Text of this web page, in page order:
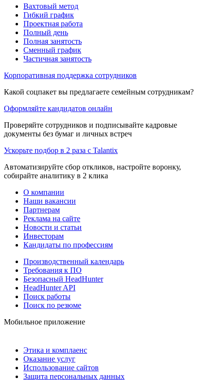
Вахтовый метод
Гибкий график
Проектная работа
Полный день
Полная занятость
Сменный график
Частичная занятость
Корпоративная поддержка сотрудников
Какой соцпакет вы предлагаете семейным сотрудникам?
Оформляйте кандидатов онлайн
Проверяйте сотрудников и подписывайте кадровые
документы без бумаг и личных встреч
Ускорьте подбор в 2 раза с Talantix
Автоматизируйте сбор откликов, настройте воронку,
собирайте аналитику в 2 клика
О компании
Наши вакансии
Партнерам
Реклама на сайте
Новости и статьи
Инвесторам
Кандидаты по профессиям
Производственный календарь
Требования к ПО
Безопасный HeadHunter
HeadHunter API
Поиск работы
Поиск по резюме
Мобильное приложение
Этика и комплаенс
Оказание услуг
Использование сайтов
Защита персональных данных